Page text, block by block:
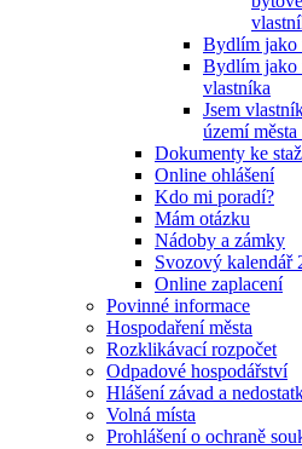
Bydlím jako
Bydlím jako
vlastníka
Jsem
území
Dokumenty ke
Online ohlášení
Kdo mi poradí?
Mám otázku
Nádoby a zámky
Svozový kalendář
Online zaplacení
Povinné informace
Hospodaření města
Rozklikávací rozpočet
Odpadové hospodářství
Hlášení závad a
Volná místa
Prohlášení o ochraně